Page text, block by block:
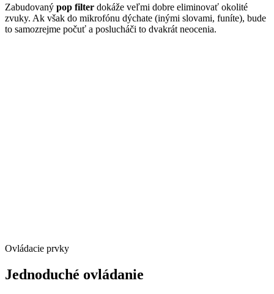
Zabudovaný pop filter dokáže veľmi dobre eliminovať okolité
zvuky. Ak však do mikrofónu dýchate (inými slovami, funíte), bude
to samozrejme počuť a poslucháči to dvakrát neocenia.
Ovládacie prvky
Jednoduché ovládanie